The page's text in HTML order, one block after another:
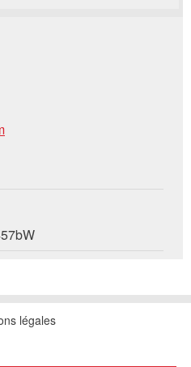
appréciés!
valable
à des amis.
.
légales